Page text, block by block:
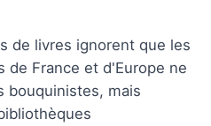
de livres ignorent que les
de France et d'Europe ne
bouquinistes, mais